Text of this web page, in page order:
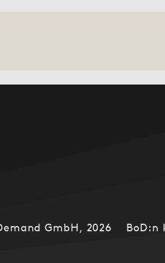
GmbH, 2026 BoD:n